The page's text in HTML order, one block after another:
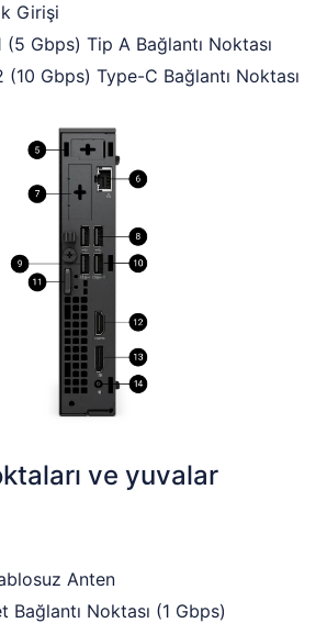
Girişi
(5 Gbps) Tip A Bağlantı Noktası
(10 Gbps) Type-C Bağlantı Noktası
ve yuvalar
Anten
Bağlantı Noktası (1 Gbps)